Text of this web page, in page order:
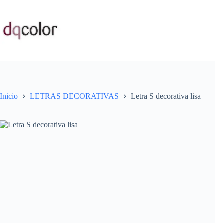
contenido
Inicio LETRAS DECORATIVAS Letra S decorativa lisa